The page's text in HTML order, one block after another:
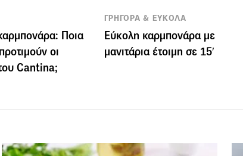
Ποια
οι
Cantina;
ΓΡΗΓΟΡΑ & ΕΥΚΟΛΑ
Εύκολη καρμπονάρα με
μανιτάρια έτοιμη σε 15′